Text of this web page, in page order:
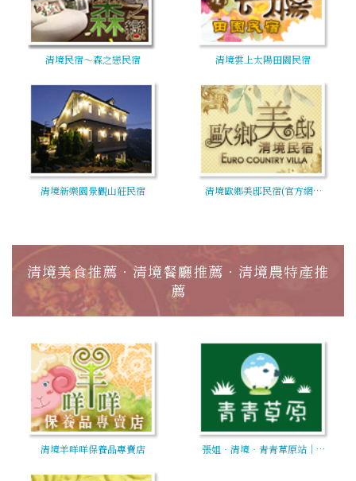
清境民宿～森之戀民宿 清境雲上太陽田園民宿
清境新樂園景觀山莊民宿 清境歐鄉美邸民宿(官方網…
清境美食推薦‧清境餐廳推薦‧清境農特產推
薦
清境羊咩咩保養品專賣店 張姐‧清境‧青青草原站│…